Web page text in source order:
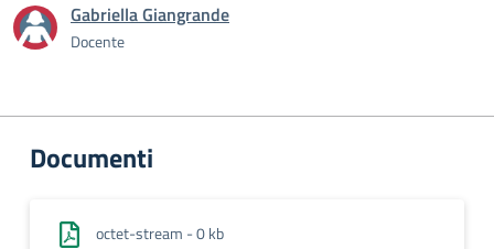
Gabriella Giangrande
Docente
Documenti
octet-stream - 0 kb